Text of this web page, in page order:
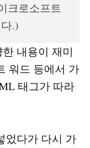
크로소프트
.)
내용이 재미
워드 등에서 가
태그가 따라
었다가 다시 가